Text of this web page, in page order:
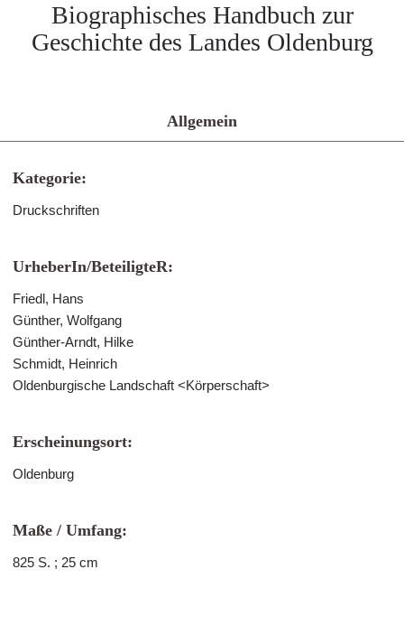
Biographisches Handbuch zur
Geschichte des Landes Oldenburg
Allgemein
Kategorie:
Druckschriften
UrheberIn/BeteiligteR:
Friedl, Hans
Günther, Wolfgang
Günther-Arndt, Hilke
Schmidt, Heinrich
Oldenburgische Landschaft <Körperschaft>
Erscheinungsort:
Oldenburg
Maße / Umfang:
825 S. ; 25 cm